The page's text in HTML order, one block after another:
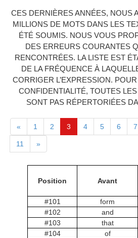
CES DERNIÈRES ANNÉES, NOUS
MILLIONS DE MOTS DANS LES
ÉTÉ SOUMIS. NOUS VOUS
DES ERREURS COURANTES
RENCONTRÉES. LA LISTE EST
DE LA FRÉQUENCE À
CORRIGER L’EXPRESSION.
CONFIDENTIALITÉ, TOUTES
SONT PAS RÉPERTORIÉES
« 1 2 3 4 5 6 7
11 »
Position Avant
#101 form
#102
and
#103
that
#104
of